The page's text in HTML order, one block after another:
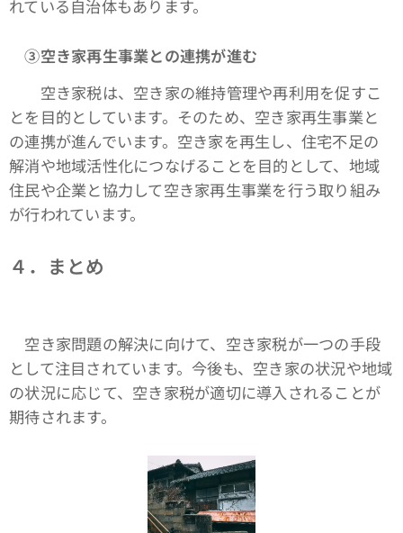
れている自治体もあります。
③空き家再生事業との連携が進む
空き家税は、空き家の維持管理や再利用を促すこ
とを目的としています。そのため、空き家再生事業と
の連携が進んでいます。空き家を再生し、住宅不足の
解消や地域活性化につなげることを目的として、地域
住民や企業と協力して空き家再生事業を行う取り組み
が行われています。
４．まとめ
空き家問題の解決に向けて、空き家税が一つの手段
として注目されています。今後も、空き家の状況や地域
の状況に応じて、空き家税が適切に導入されることが
期待されます。